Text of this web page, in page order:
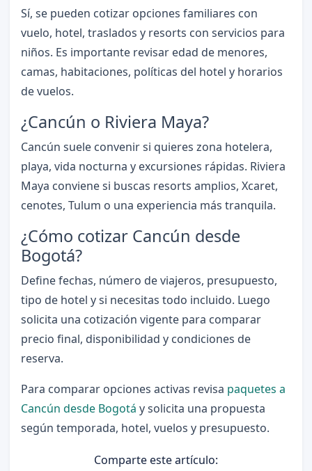
Sí, se pueden cotizar opciones familiares con
vuelo, hotel, traslados y resorts con servicios para
niños. Es importante revisar edad de menores,
camas, habitaciones, políticas del hotel y horarios
de vuelos.
¿Cancún o Riviera Maya?
Cancún suele convenir si quieres zona hotelera,
playa, vida nocturna y excursiones rápidas. Riviera
Maya conviene si buscas resorts amplios, Xcaret,
cenotes, Tulum o una experiencia más tranquila.
¿Cómo cotizar Cancún desde
Bogotá?
Define fechas, número de viajeros, presupuesto,
tipo de hotel y si necesitas todo incluido. Luego
solicita una cotización vigente para comparar
precio final, disponibilidad y condiciones de
reserva.
Para comparar opciones activas revisa paquetes a
Cancún desde Bogotá y solicita una propuesta
según temporada, hotel, vuelos y presupuesto.
Comparte este artículo: